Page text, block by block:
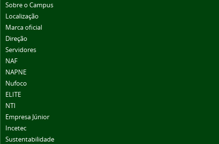
Sobre o Campus
Localização
Marca oficial
Direção
Servidores
NAF
NAPNE
Nufoco
ELITE
NTI
Empresa Júnior
Incetec
Sustentabilidade